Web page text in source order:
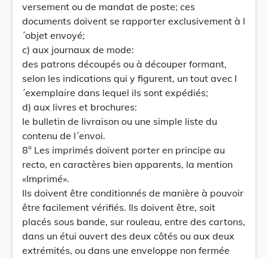
versement ou de mandat de poste; ces
documents doivent se rapporter exclusivement à l
´objet envoyé;
c) aux journaux de mode:
des patrons découpés ou à découper formant,
selon les indications qui y figurent, un tout avec l
´exemplaire dans lequel ils sont expédiés;
d) aux livres et brochures:
le bulletin de livraison ou une simple liste du
contenu de l´envoi.
8° Les imprimés doivent porter en principe au
recto, en caractères bien apparents, la mention
«Imprimé».
Ils doivent être conditionnés de manière à pouvoir
être facilement vérifiés. Ils doivent être, soit
placés sous bande, sur rouleau, entre des cartons,
dans un étui ouvert des deux côtés ou aux deux
extrémités, ou dans une enveloppe non fermée